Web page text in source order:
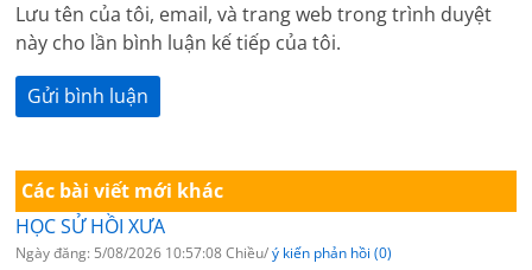
Lưu tên của tôi, email, và trang web trong trình duyệt
này cho lần bình luận kế tiếp của tôi.
Các bài viết mới khác
HỌC SỬ HỒI XƯA
Ngày đăng: 5/08/2026 10:57:08 Chiều/ý kiến phản hồi (0)